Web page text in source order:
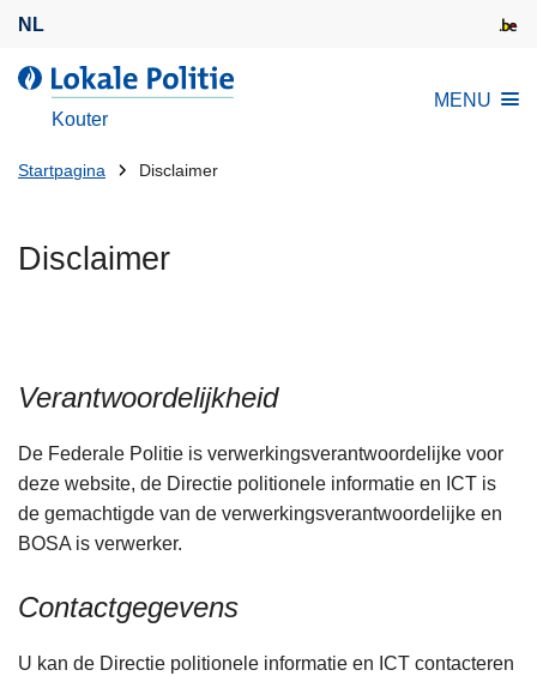
NL
d
o
Kouter
MENU
U
hier:
Startpagina Disclaimer
Disclaimer
Verantwoordelijkheid
De Federale Politie is verwerkingsverantwoordelijke voor
deze website, de Directie politionele informatie en ICT is
de gemachtigde van de verwerkingsverantwoordelijke en
BOSA is verwerker.
Contactgegevens
U kan de Directie politionele informatie en ICT contacteren